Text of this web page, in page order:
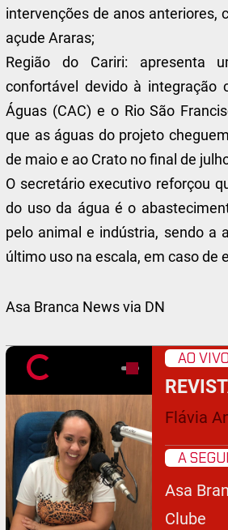
intervenções de anos anteriores,
açude Araras;
Região do Cariri: apresenta
confortável devido à integração
Águas (CAC) e o Rio São
que as águas do projeto
de maio e ao Crato no final de
O secretário executivo reforçou
do uso da água é o
pelo animal e indústria, sendo a
último uso na escala, em caso de
Asa Branca News via DN
AO VIVO
Flávia
A
Asa
Clube